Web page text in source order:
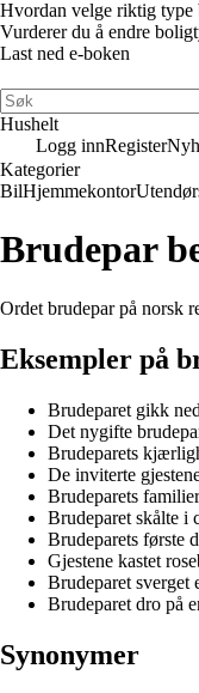
Hvordan velge riktig
Vurderer du å endre
Last ned e-boken
Hushelt
Logg innRegister
Kategorier
BilHjemmekontor
Brudepar
Ordet brudepar på norsk
Eksempler på
Brudeparet gikk
Det nygifte
Brudeparets
De inviterte
Brudeparets
Brudeparet skålte i
Brudeparets første
Gjestene kastet
Brudeparet
Brudeparet dro på
Synonymer